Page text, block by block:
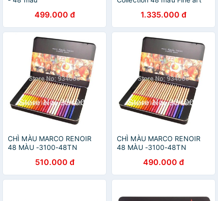
499.000 đ 1.335.000 đ
CHÌ MÀU MARCO RENOIR
48 MÀU -3100-48TN
510.000 đ
CHÌ MÀU MARCO RENOIR
48 MÀU -3100-48TN
490.000 đ